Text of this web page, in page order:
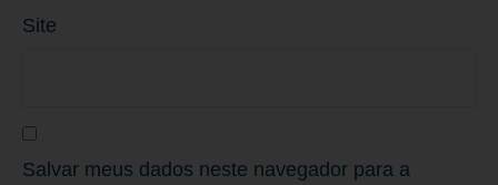
Site
Salvar meus dados neste navegador para a